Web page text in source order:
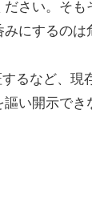
さい。そも
みにするのは
るなど、現
い開示でき